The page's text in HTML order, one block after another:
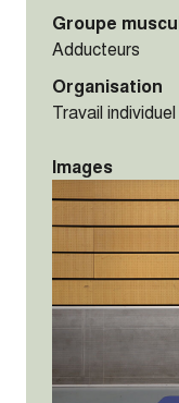
Groupe
Adducteurs
Organisation
Travail individuel
Images